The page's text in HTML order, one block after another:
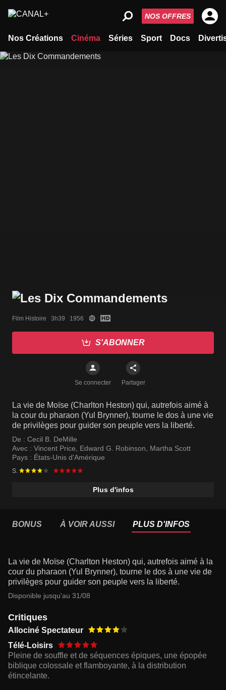
Nos Créations Cinéma Séries Sport Docs
NOS OFFRES
Film Histoire   3h39   1956
S'ABONNER
Se connecter Partager
La vie de Moïse (Charlton Heston) qui, autrefois aimé à
la cour du pharaon (Yul Brynner), tourne le dos à une vie
de privilèges pour guider son peuple vers la liberté.
De : Cecil B. DeMille
Avec : Vincent Price, Edward G. Robinson, Martha Scott
Pays : États-Unis d'Amérique
S.
Plus d'infos
BONUS À VOIR AUSSI PLUS D'INFOS
La vie de Moïse (Charlton Heston) qui, autrefois aimé à la
cour du pharaon (Yul Brynner), tourne le dos à une vie de
privilèges pour guider son peuple vers la liberté.
Disponible jusqu'au 31/08
Critiques
Allociné Spectateur
Télé-Loisirs
Pleine de souffle et de séquences épiques, une épopée
biblique colossale et flamboyante, à la distribution
étincelante.